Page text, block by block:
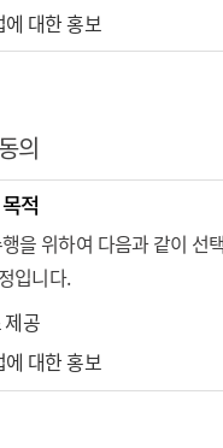
정책에 따른다.
회원의 식별 및 서비스
의 본인 여부를 검증하
서 정하지 아니한 것은
에 대해서 그 내용을 서
가 연결화면을 통하여 볼
는 서비스에 접속하여 약
우 회원 해지를 요청할
대한 홍보
IP(Internet Protocol)주소,
, 단체명, 이메일, 전화번
경우에 대비하기 위해 정
등록법 제37조(벌칙)에
의
적
을 위하여 다음과 같이
입니다.
제공
대한 홍보